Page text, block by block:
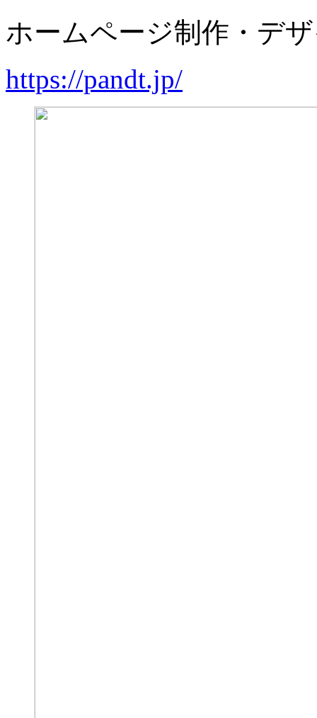
ホームページ制作・デ
https://pandt.jp/